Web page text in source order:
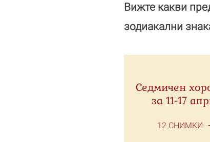
Вижте какви
зодиакални
Седмичен
за 11-17
12 СНИМКИ